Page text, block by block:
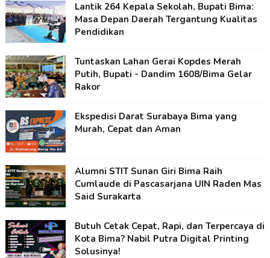
Lantik 264 Kepala Sekolah, Bupati Bima:
Masa Depan Daerah Tergantung Kualitas
Pendidikan
Tuntaskan Lahan Gerai Kopdes Merah
Putih, Bupati - Dandim 1608/Bima Gelar
Rakor
Ekspedisi Darat Surabaya Bima yang
Murah, Cepat dan Aman
Alumni STIT Sunan Giri Bima Raih
Cumlaude di Pascasarjana UIN Raden Mas
Said Surakarta
Butuh Cetak Cepat, Rapi, dan Terpercaya di
Kota Bima? Nabil Putra Digital Printing
Solusinya!